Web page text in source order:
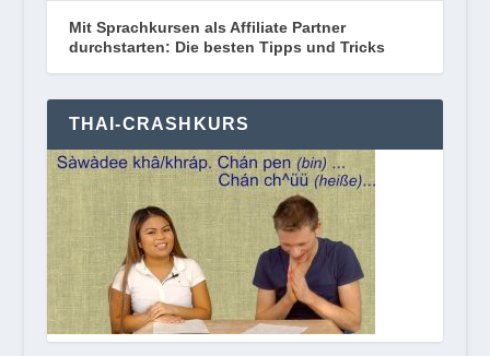
Mit Sprachkursen als Affiliate Partner
durchstarten: Die besten Tipps und Tricks
THAI-CRASHKURS